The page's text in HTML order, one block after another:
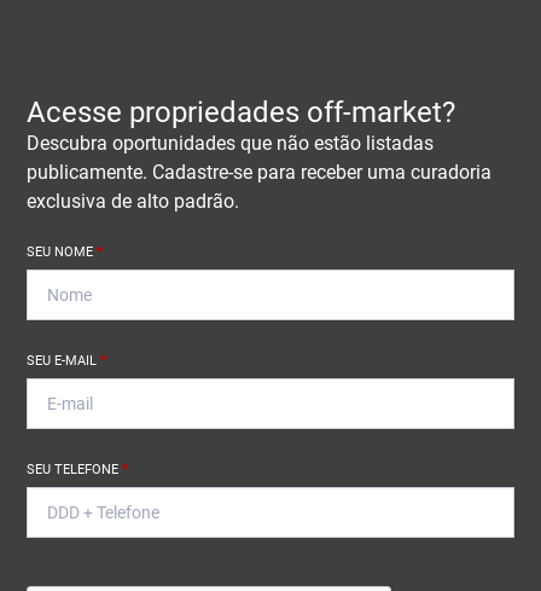
Acesse propriedades off-market?
Descubra oportunidades que não estão listadas
publicamente. Cadastre-se para receber uma curadoria
exclusiva de alto padrão.
SEU NOME*
SEU E-MAIL*
SEU TELEFONE*